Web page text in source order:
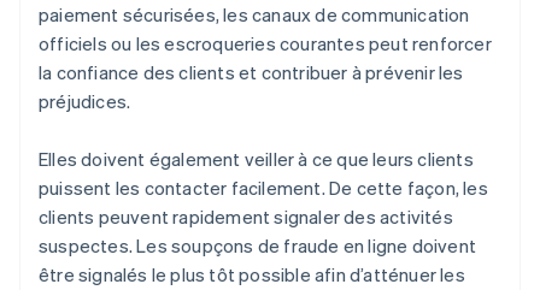
paiement sécurisées, les canaux de communication
officiels ou les escroqueries courantes peut renforcer
la confiance des clients et contribuer à prévenir les
préjudices.
Elles doivent également veiller à ce que leurs clients
puissent les contacter facilement. De cette façon, les
clients peuvent rapidement signaler des activités
suspectes. Les soupçons de fraude en ligne doivent
être signalés le plus tôt possible afin d’atténuer les